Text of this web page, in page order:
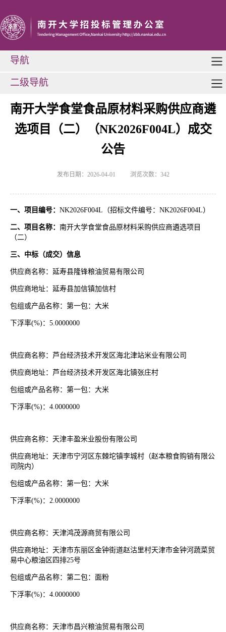
导航
二级导航
南开大学食堂食品原材料采购供应商遴
选项目（二）（NK2026F004L）成交
公告
发布日期：2026-04-01 浏览次数： 342
一、项目编号： NK2026F004L（招标文件编号：NK2026F004L）
二、项目名称： 南开大学食堂食品原材料采购供应商遴选项目
（二）
三、中标（成交）信息
供应商名称：延寿县隆锋粮油贸易有限公司
供应商地址：延寿县加信镇加信村
包组或产品名称：第一包：大米
下浮率(%)：5.0000000
供应商名称：芦台经济技术开发区海北津站米业有限公司
供应商地址：芦台经济技术开发区海北镇张庄村
包组或产品名称：第一包：大米
下浮率(%)：4.0000000
供应商名称：天津丰盈米业股份有限公司
供应商地址：天津市宁河区东棘坨镇李城村（赵本粮食购销有限公
司院内）
包组或产品名称：第一包：大米
下浮率(%)：2.0000000
供应商名称：天津鸿茂源商贸有限公司
供应商地址：天津市东丽区金钟街道赵沽里村天津市金钟河蔬菜贸
易中心粮油区四排25号
包组或产品名称：第二包：面粉
下浮率(%)：4.0000000
供应商名称：天津市昌兴粮油贸易有限公司